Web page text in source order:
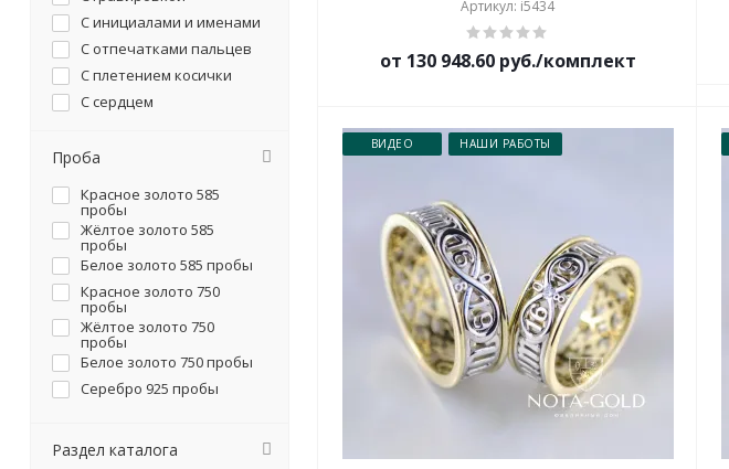
Артикул: i5434
от 130 948.60 руб./комплект
ВИДЕО НАШИ РАБОТЫ
С инициалами и именами
С отпечатками пальцев
С плетением косички
С сердцем
Проба
Красное золото 585
пробы
Жёлтое золото 585
пробы
Белое золото 585 пробы
Красное золото 750
пробы
Жёлтое золото 750
пробы
Белое золото 750 пробы
Серебро 925 пробы
Раздел каталога